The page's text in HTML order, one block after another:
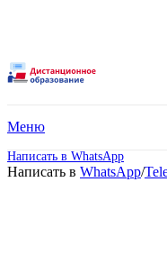
Меню
Написать в WhatsApp
Написать в WhatsApp/